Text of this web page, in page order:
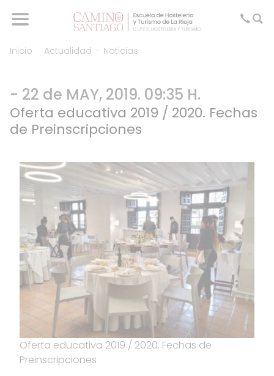
Inicio Actualidad Noticias
- 22 de MAY, 2019. 09:35 H.
Oferta educativa 2019 / 2020. Fechas
de Preinscripciones
Oferta educativa 2019 / 2020. Fechas de
Preinscripciones